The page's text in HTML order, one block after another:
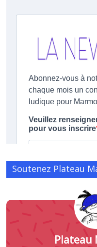
Soutenez Plateau
Plateau